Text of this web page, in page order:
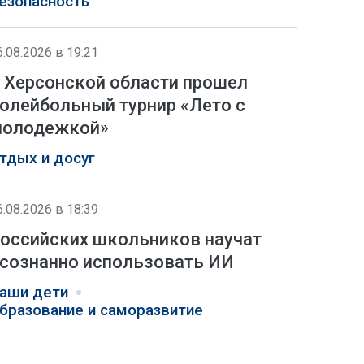
в 19:21
Херсонской области прошел
турнир «Лето с
и досуг
в 18:39
школьников научат
использовать ИИ
дети
и саморазвитие